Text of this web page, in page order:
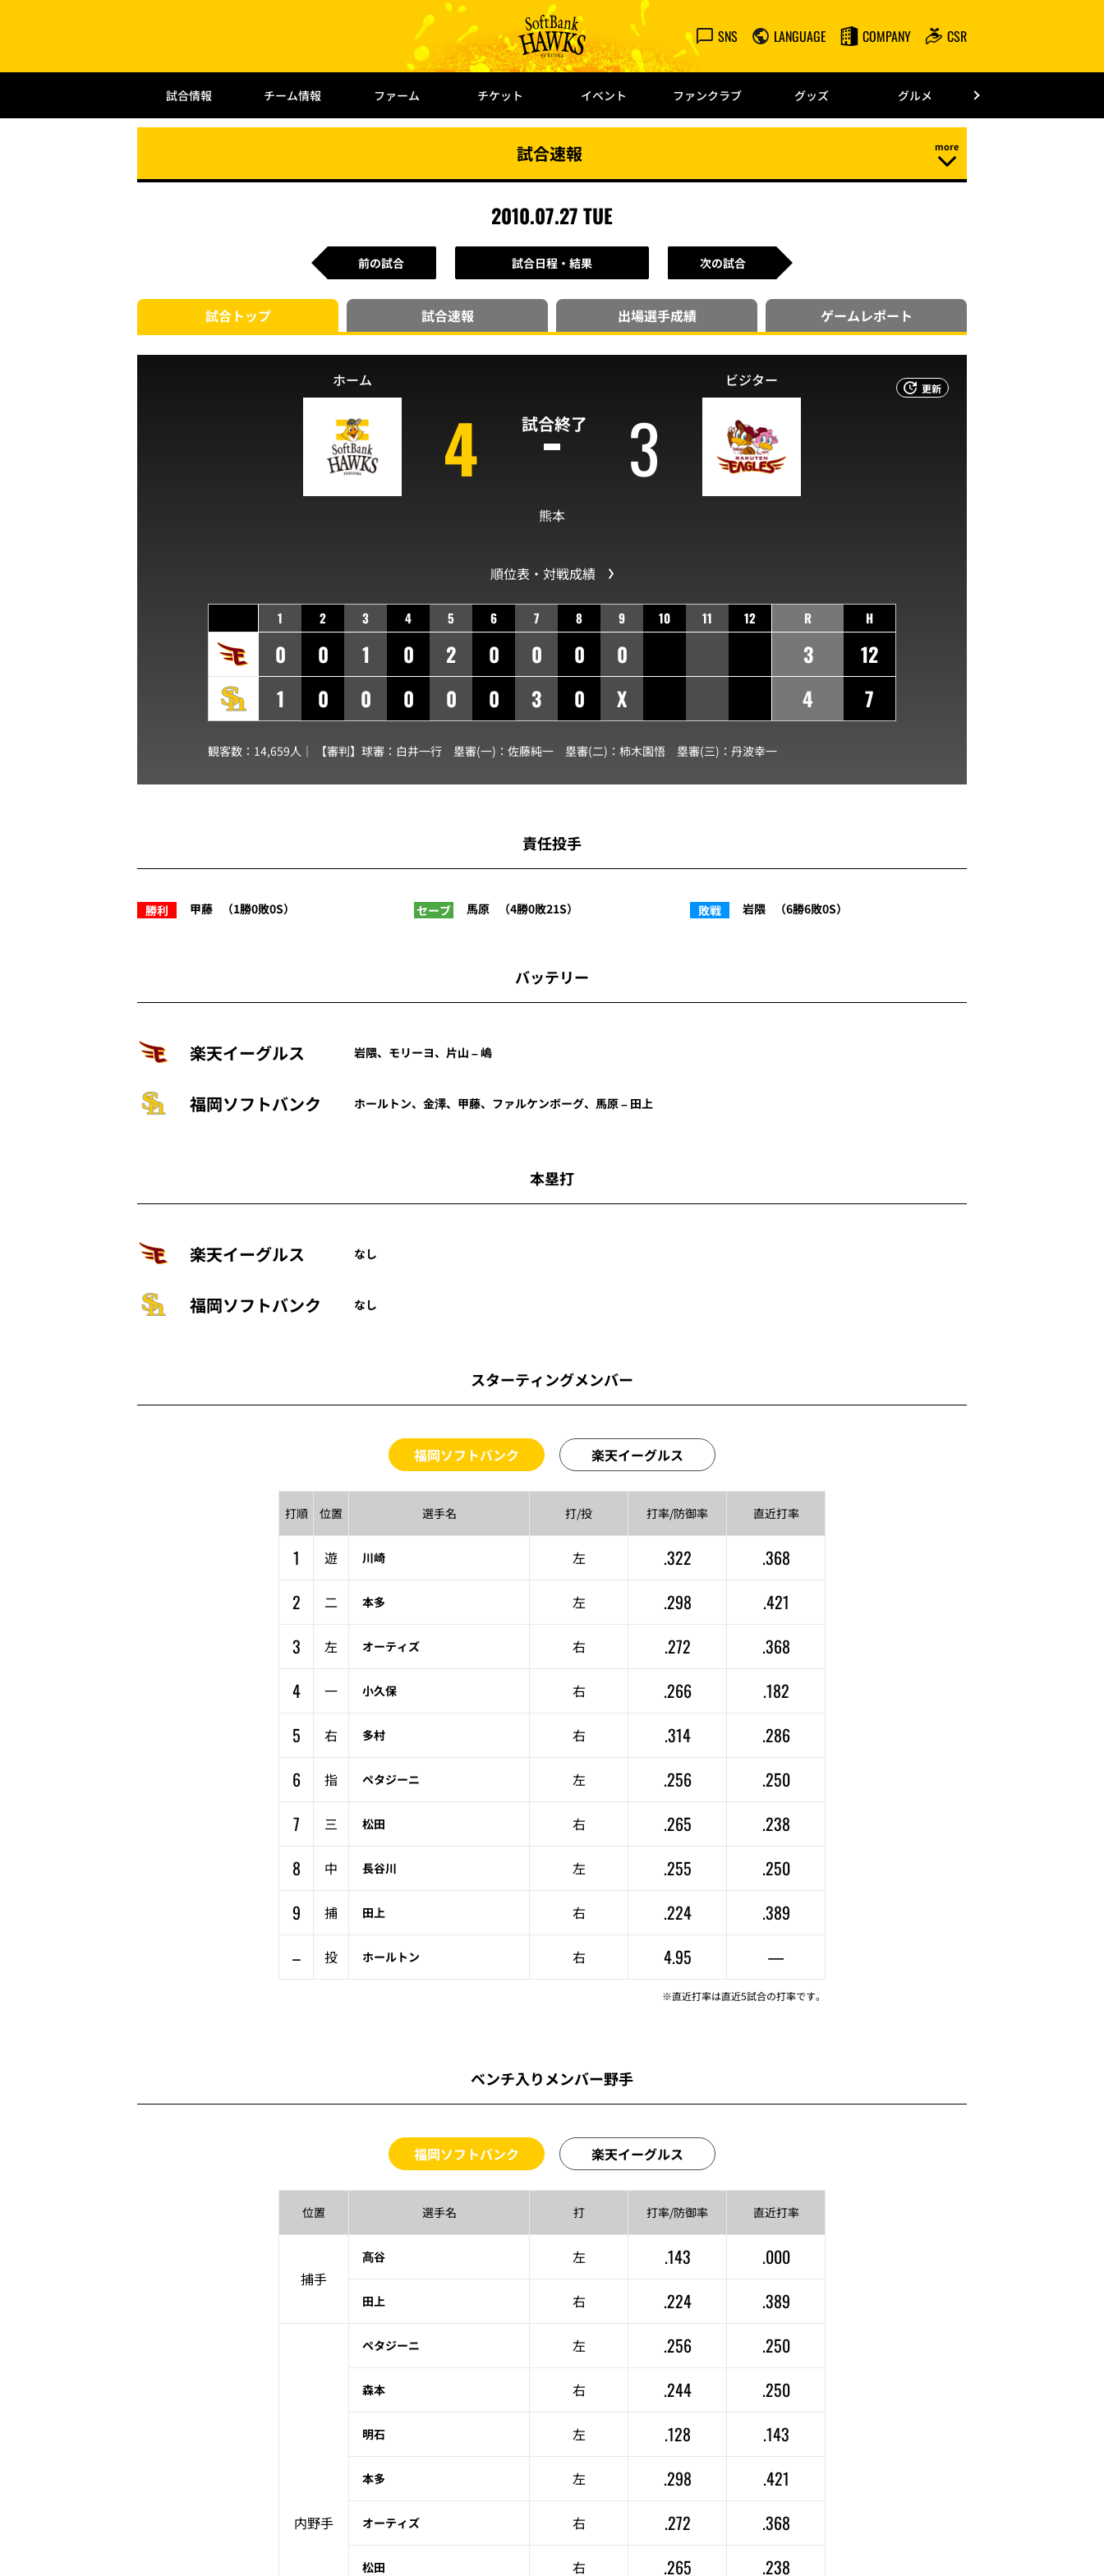
SNS LANGUAGE COMPANY CSR
試合情報 チーム情報 ファーム チケット イベント ファンクラブ グッズ グルメ
試合速報
2010.07.27 TUE
前の試合 試合日程・結果 次の試合
試合トップ 試合速報 出場選手成績 ゲームレポート
更新
試合終了
ホーム
4 3
ビジター
熊本
順位表・対戦成績
1 2 3 4 5 6 7 8 9 10 11 12
0 0 1 0 2 0 0 0
0
1
0 0 0 0 0 3 0 X
R H
3
12
4
7
観客数：14,659人｜ 【審判】球審： 白井一行 塁審(一)： 佐藤純一 塁審(二)： 柿木園悟 塁審(三)： 丹波幸一
責任投手
勝利 甲藤 （1勝0敗0S） セーブ 馬原 （4勝0敗21S） 敗戦 岩隈 （6勝6敗0S）
バッテリー
楽天イーグルス 岩隈、モリーヨ、片山 – 嶋
福岡ソフトバンク ホールトン、金澤、甲藤、ファルケンボーグ、馬原 – 田上
本塁打
楽天イーグルス なし
福岡ソフトバンク なし
スターティングメンバー
福岡ソフトバンク 楽天イーグルス
打順 位置 選手名 打/投 打率/防御率 直近打率
1 遊 川崎 左 .322
.368
2
二 本多 左 .298
.421
3
左 オーティズ 右 .272
.368
4
一 小久保 右 .266
.182
5
右 多村 右 .314
.286
6
指 ペタジーニ 左 .256
.250
7
三 松田 右 .265
.238
8
中 長谷川 左 .255
.250
9
捕 田上 右 .224
.389
–
投 ホールトン 右 4.95 —
※直近打率は直近5試合の打率です。
ベンチ入りメンバー野手
福岡ソフトバンク 楽天イーグルス
位置 選手名 打 打率/防御率 直近打率
捕手
髙谷 左 .143 .000
田上 右 .224 .389
内野手
ペタジーニ 左 .256 .250
森本 右 .244 .250
明石 左 .128 .143
本多 左 .298 .421
オーティズ 右 .272 .368
松田 右 .265 .238